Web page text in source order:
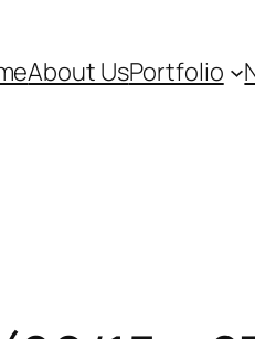
About UsPortfolio